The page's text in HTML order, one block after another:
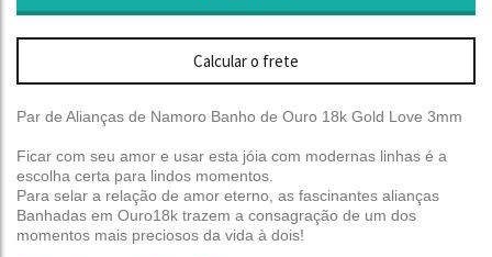
Calcular o frete
Par de Alianças de Namoro Banho de Ouro 18k Gold Love 3mm
Ficar com seu amor e usar esta jóia com modernas linhas é a
escolha certa para lindos momentos.
Para selar a relação de amor eterno, as fascinantes alianças
Banhadas em Ouro18k trazem a consagração de um dos
momentos mais preciosos da vida à dois!